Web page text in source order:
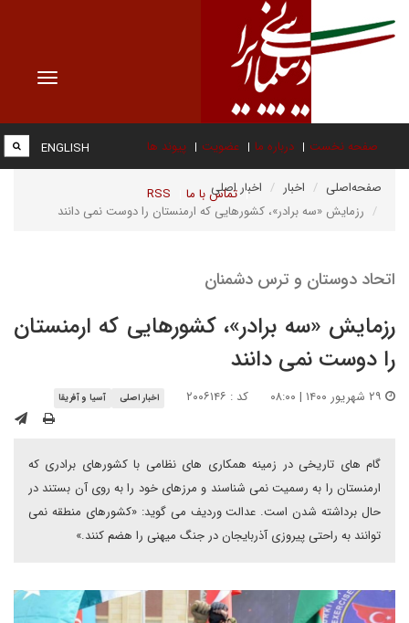
Toggle
صفحه نخست درباره ما عضویت پیوند ها
تماس با ما RSS
ENGLISH
صفحه‌اصلی اخبار
اخبار اصلی
رزمایش «سه برادر»، کشورهایی که ارمنستان را دوست نمی دانند
اتحاد دوستان و ترس دشمنان
رزمایش «سه برادر»، کشورهایی که ارمنستان
را دوست نمی دانند
کد : ۲۰۰۶۱۴۶ اخبار اصلی آسیا و آفریقا
گام های تاریخی در زمینه همکاری های نظامی با کشورهای برادری که
ارمنستان را به رسمیت نمی شناسند و مرزهای خود را به روی آن بستند در
حال برداشته شدن است. عدالت وردیف می گوید: «کشورهای منطقه نمی
توانند به راحتی پیروزی آذربایجان در جنگ میهنی را هضم کنند.»